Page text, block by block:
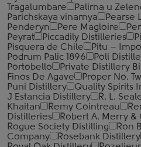
Tragalumbare
Palirna u
Parichskaya vinarnya
Pearse
Penderyn
Pere Magloire
Peyrat
Piccadily Distilleries
Pisquera de Chile
Pitu –
Podrum Palic 1896
Poli
Portobello
Private Distillery
Finos De Agave
Proper No.
Puni Distillery
Quality Spirits
J Estancia Distillery
R. L.
Khaitan
Remy Cointreau
Distilleries
Robert A. Merry &
Rogue Society Distilling
Ron
Company
Rosebank Distillery